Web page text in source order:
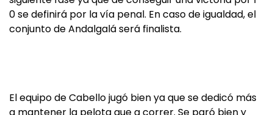
0 se definirá por la vía penal. En caso de igualdad, el
conjunto de Andalgalá será finalista.
El equipo de Cabello jugó bien ya que se dedicó más